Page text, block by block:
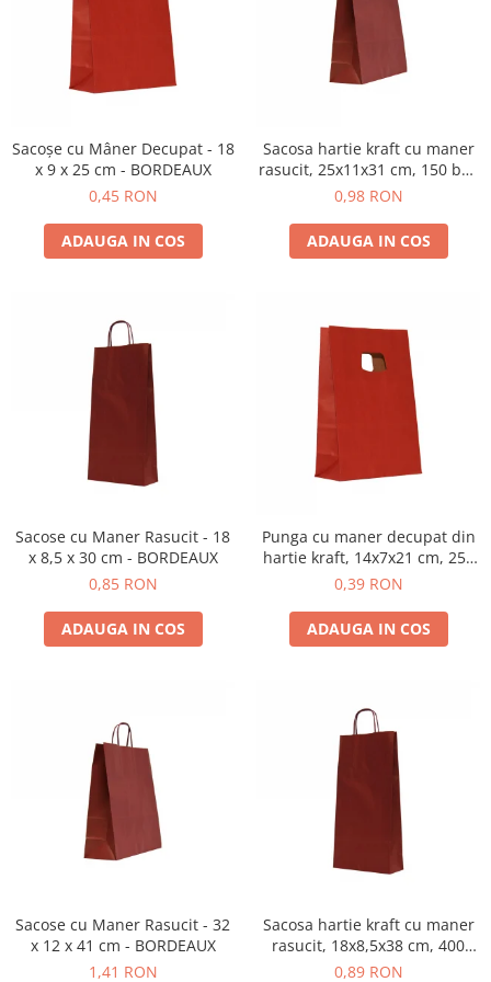
Pungi de hartie ciocolatii
Pungi de hartie mov
Pungi de hartie bordeaux
Cutii cartofi prajiti
Cutii mancare chinezeasca
Boluri supa cu capac de unica
Caserole salata din carton
Suporti pahare din carton
Sosiere din plastic cu capac
Sacoșe cu Mâner Decupat - 18
x 9 x 25 cm - BORDEAUX
0,45 RON
ADAUGA IN COS
Sacosa hartie kraft cu maner
rasucit, 25x11x31 cm, 150 buc
- BORDEAUX
0,98 RON
ADAUGA IN COS
Sacose cu Maner Rasucit - 18
x 8,5 x 30 cm - BORDEAUX
0,85 RON
ADAUGA IN COS
Punga cu maner decupat din
hartie kraft, 14x7x21 cm, 250
buc. bordeaux
0,39 RON
ADAUGA IN COS
Sacose cu Maner Rasucit - 32
x 12 x 41 cm - BORDEAUX
1,41 RON
Sacosa hartie kraft cu maner
rasucit, 18x8,5x38 cm, 400
buc - BORDEAUX
0,89 RON